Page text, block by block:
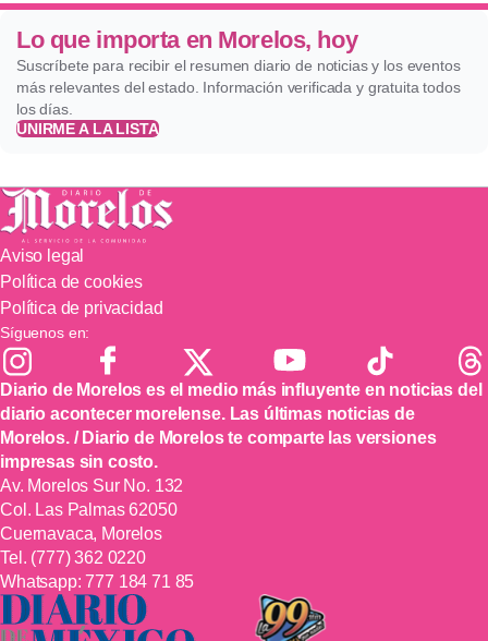
Lo que importa en Morelos, hoy
Suscríbete para recibir el resumen diario de noticias y los eventos
más relevantes del estado. Información verificada y gratuita todos
los días.
UNIRME A LA LISTA
Aviso legal
Política de cookies
Política de privacidad
Síguenos en:
Diario de Morelos es el medio más influyente en noticias del
diario acontecer morelense. Las últimas noticias de
Morelos. / Diario de Morelos te comparte las versiones
impresas sin costo.
Av. Morelos Sur No. 132
Col. Las Palmas 62050
Cuernavaca, Morelos
Tel. (777) 362 0220
Whatsapp:777 184 71 85